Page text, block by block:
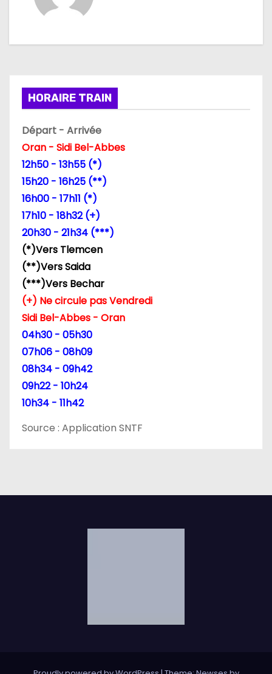
t
o
d
e
a
r
t
c
e
HORAIRE TRAIN
Départ - Arrivée
Oran - Sidi Bel-Abbes
12h50 - 13h55 (*)
15h20 - 16h25 (**)
16h00 - 17h11 (*)
17h10 - 18h32 (+)
20h30 - 21h34 (***)
(*)Vers Tlemcen
(**)Vers Saida
(***)Vers Bechar
(+) Ne circule pas Vendredi
Sidi Bel-Abbes - Oran
04h30 - 05h30
07h06 - 08h09
08h34 - 09h42
09h22 - 10h24
10h34 - 11h42
Source : Application SNTF